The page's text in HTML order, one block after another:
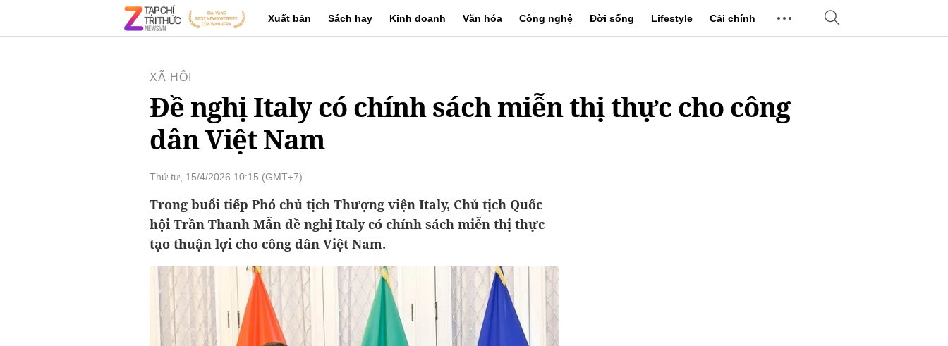
Xuất bản Sách hay Kinh doanh Văn hóa Công nghệ Đời sống Lifestyle Cải chính
XÃ HỘI
Đề nghị Italy có chính sách miễn thị thực cho công
dân Việt Nam
Thứ tư, 15/4/2026 10:15 (GMT+7)
Trong buổi tiếp Phó chủ tịch Thượng viện Italy, Chủ tịch Quốc
hội Trần Thanh Mẫn đề nghị Italy có chính sách miễn thị thực
tạo thuận lợi cho công dân Việt Nam.